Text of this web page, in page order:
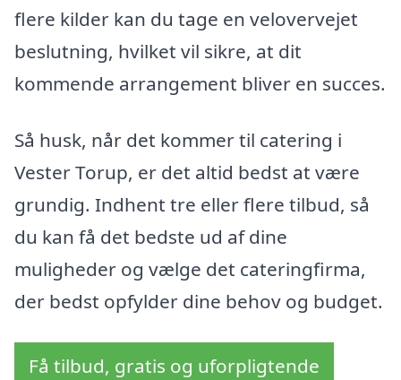
flere kilder kan du tage en velovervejet
beslutning, hvilket vil sikre, at dit
kommende arrangement bliver en succes.
Så husk, når det kommer til catering i
Vester Torup, er det altid bedst at være
grundig. Indhent tre eller flere tilbud, så
du kan få det bedste ud af dine
muligheder og vælge det cateringfirma,
der bedst opfylder dine behov og budget.
Få tilbud, gratis og uforpligtende